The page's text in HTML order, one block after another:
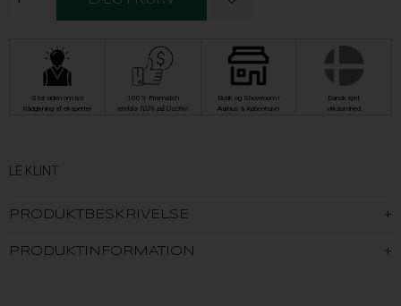
Stor viden om lys
Rådgivning af eksperter
100% Prismatch
endda 103% på Occhio
Butik og Showroom i
Aarhus & København
Dansk ejet
virksomhed
LE KLINT
PRODUKTBESKRIVELSE
PRODUKTINFORMATION